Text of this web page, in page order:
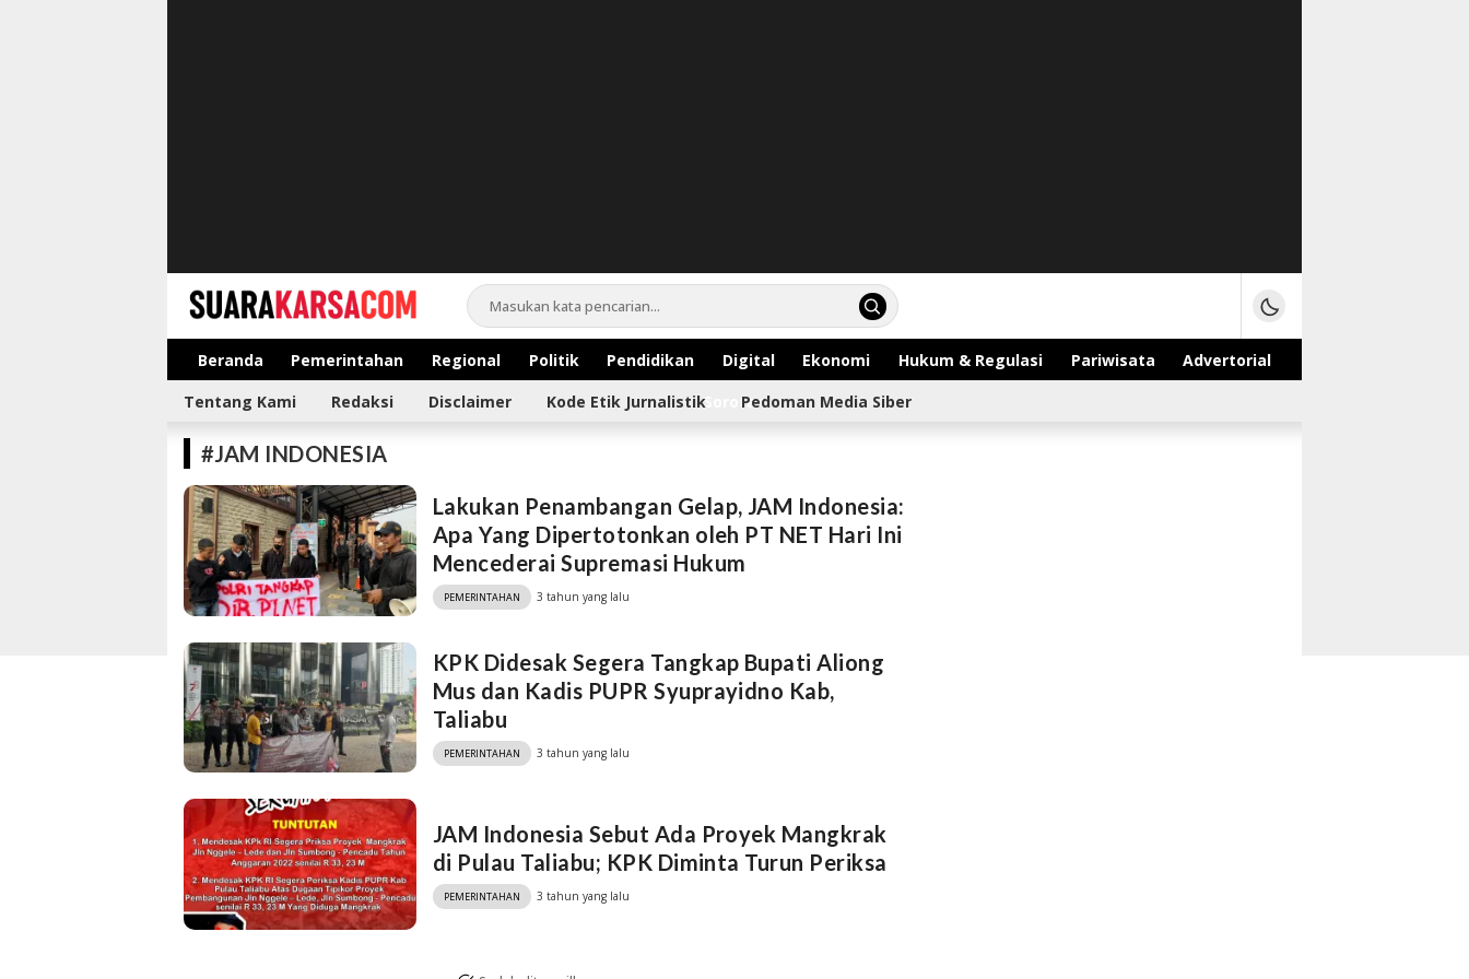
suarakarsa.com
Informasi terpercaya
Beranda Pemerintahan Regional Politik Pendidikan Digital Ekonomi Hukum & Regulasi Pariwisata
Advertorial
Sorotan
Tentang Kami Redaksi Disclaimer Kode Etik Jurnalistik Pedoman Media Siber
#JAM INDONESIA
Lakukan Penambangan Gelap, JAM Indonesia:
Apa Yang Dipertotonkan oleh PT NET Hari Ini
Mencederai Supremasi Hukum
PEMERINTAHAN 3 tahun yang lalu
KPK Didesak Segera Tangkap Bupati Aliong
Mus dan Kadis PUPR Syuprayidno Kab,
Taliabu
PEMERINTAHAN 3 tahun yang lalu
JAM Indonesia Sebut Ada Proyek Mangkrak
di Pulau Taliabu; KPK Diminta Turun Periksa
PEMERINTAHAN 3 tahun yang lalu